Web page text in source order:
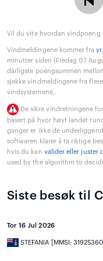
Vil du vite hvordan vindpoeng
Vindmeldingene kommer fra
minutter siden (Fredag 07
dårligste poengsummen
sjekke vindmeldingene fra
vindsystemene..
De sikre vindretningene
basert på hvor høyt landet
ganger er ikke de
softwaren klarer å ta riktige
hvis du kan valider eller juster
used by the algorithm to
Siste besøk til
Tor 16 Jul 2026
STEFANIA [MMSI: